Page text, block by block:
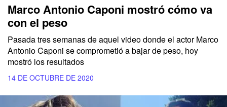
Marco Antonio Caponi mostró cómo va
con el peso
Pasada tres semanas de aquel video donde el actor Marco
Antonio Caponi se comprometió a bajar de peso, hoy
mostró los resultados
14 DE OCTUBRE DE 2020